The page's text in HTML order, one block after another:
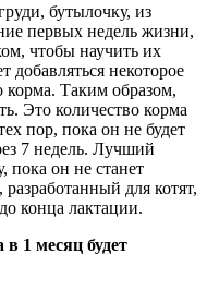
бутылочку, из
первых недель жизни,
чтобы научить их
добавляться некоторое
корма. Таким образом,
Это количество корма
пор, пока он не будет
7 недель. Лучший
пока он не станет
для котят,
конца лактации.
1 месяц будет